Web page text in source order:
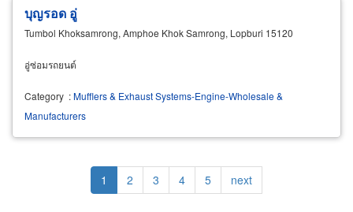
บุญรอด อู่
Tumbol Khoksamrong, Amphoe Khok Samrong, Lopburi 15120
อู่ซ่อมรถยนต์
Category :Mufflers & Exhaust Systems-Engine-Wholesale &
Manufacturers
Pagination Current
page
1 Page
2 Page
3 Page
4 Page
5
Next
page
next